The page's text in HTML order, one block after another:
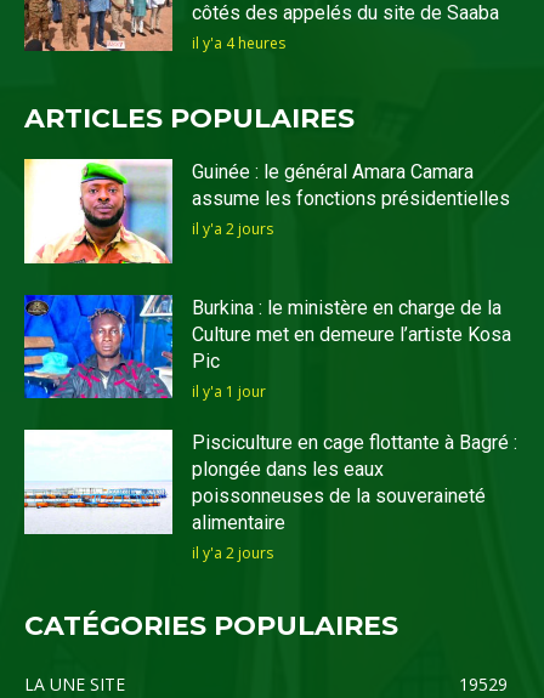
côtés des appelés du site de Saaba
il y'a 4 heures
ARTICLES POPULAIRES
Guinée : le général Amara Camara
assume les fonctions présidentielles
il y'a 2 jours
Burkina : le ministère en charge de la
Culture met en demeure l’artiste Kosa
Pic
il y'a 1 jour
Pisciculture en cage flottante à Bagré :
plongée dans les eaux
poissonneuses de la souveraineté
alimentaire
il y'a 2 jours
CATÉGORIES POPULAIRES
LA UNE SITE
19529